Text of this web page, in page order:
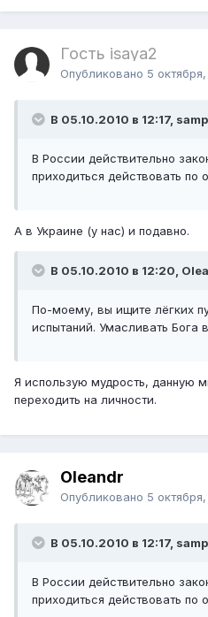
Гость isaya2
Опубликовано 5
В 05.10.2010 в 12:17,
В России действительно
приходиться действовать по
А в Украине (у нас) и подавно.
В 05.10.2010 в 12:20,
По-моему, вы ищите лёгких
испытаний. Умасливать Бога
Я использую мудрость, данную
переходить на личности.
Oleandr
Опубликовано 5
В 05.10.2010 в 12:17,
В России действительно
приходиться действовать по